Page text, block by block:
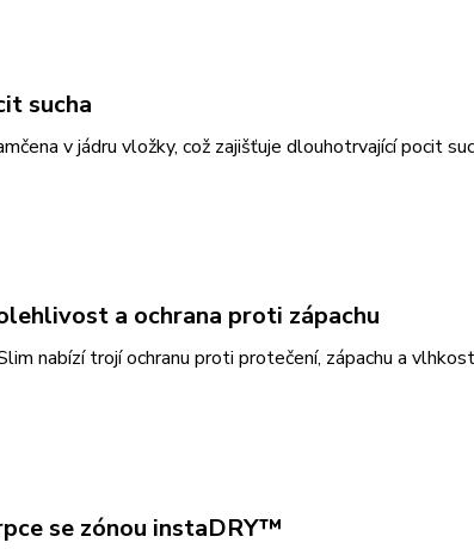
sucha
v jádru vložky, což zajišťuje dlouhotrvající pocit
a ochrana proti zápachu
nabízí trojí ochranu proti protečení, zápachu a
se zónou instaDRY™